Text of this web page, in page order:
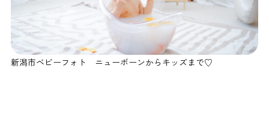
新潟市ベビーフォト ニューボーンからキッズまで♡